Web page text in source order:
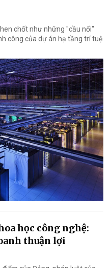
chốt như những "cầu nối"
công của dự án hạ tầng trí tuệ
học công nghệ:
thuận lợi